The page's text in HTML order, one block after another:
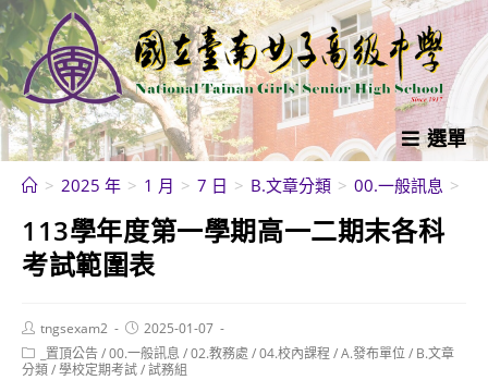
跳
轉
至
主
要
內
選單
> 2025 年 > 1 月 > 7 日 > B.文章分類 > 00.一般訊息 >
113學年度第一學期高一二期末各科
考試範圍表
Post
author:
tngsexam2
Post
published:
2025-01-07
Post
category:
_置頂公告/00.一般訊息 /02.教務處 /04.校內課程 /A.發布單位/ B.文章
分類/學校定期考試/試務組